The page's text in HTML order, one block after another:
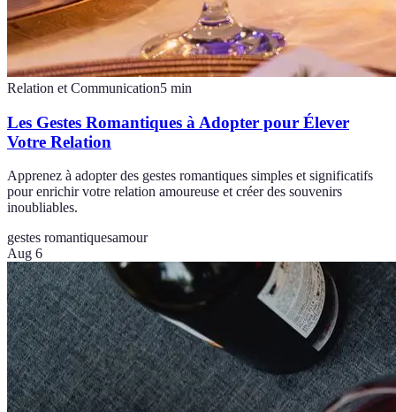
Relation et Communication5 min
Les Gestes Romantiques à Adopter pour Élever
Votre Relation
Apprenez à adopter des gestes romantiques simples et significatifs
pour enrichir votre relation amoureuse et créer des souvenirs
inoubliables.
gestes romantiquesamour
Aug 6